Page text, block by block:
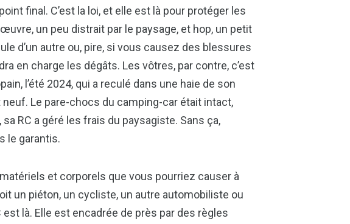
final. C’est la loi, et elle est là pour protéger les
un peu distrait par le paysage, et hop, un petit
d’un autre ou, pire, si vous causez des blessures
en charge les dégâts. Les vôtres, par contre, c’est
l’été 2024, qui a reculé dans une haie de son
Le pare-chocs du camping-car était intact,
RC a géré les frais du paysagiste. Sans ça,
le garantis.
et corporels que vous pourriez causer à
un piéton, un cycliste, un autre automobiliste ou
là. Elle est encadrée de près par des règles